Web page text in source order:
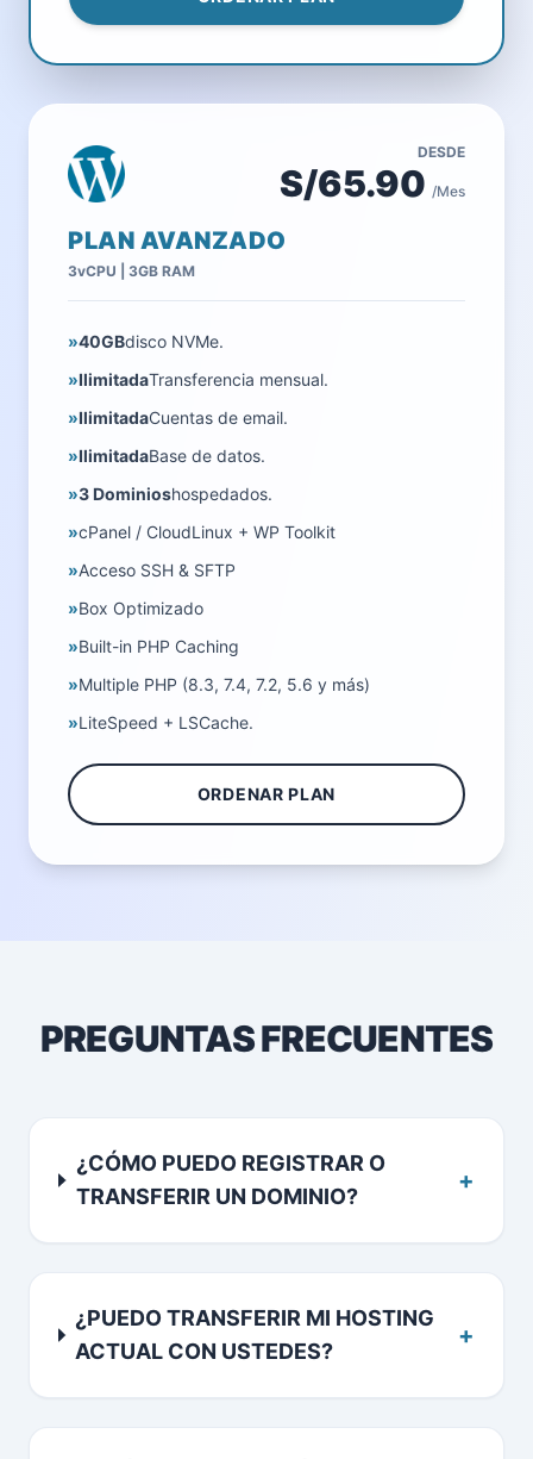
DESDE
S/65.90 /Mes
PLAN AVANZADO
3vCPU | 3GB RAM
»40GBdisco NVMe.
»IlimitadaTransferencia mensual.
»IlimitadaCuentas de email.
»IlimitadaBase de datos.
»3 Dominioshospedados.
»cPanel / CloudLinux + WP Toolkit
»Acceso SSH & SFTP
»Box Optimizado
»Built-in PHP Caching
»Multiple PHP (8.3, 7.4, 7.2, 5.6 y más)
»LiteSpeed + LSCache.
ORDENAR PLAN
PREGUNTAS FRECUENTES
¿CÓMO PUEDO REGISTRAR O
TRANSFERIR UN DOMINIO?
+
¿PUEDO TRANSFERIR MI HOSTING
ACTUAL CON USTEDES?
+